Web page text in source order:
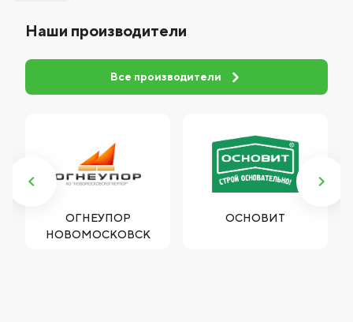
Наши производители
Все производители
ОГНЕУПОР
НОВОМОСКОВСК
ОСНОВИТ